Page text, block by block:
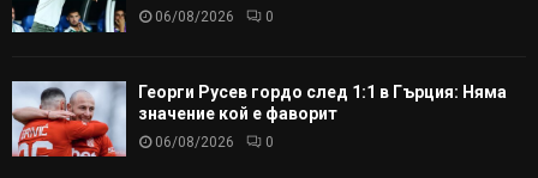
06/08/2026 0
Георги Русев гордо след 1:1 в Гърция: Няма
значение кой е фаворит
06/08/2026 0